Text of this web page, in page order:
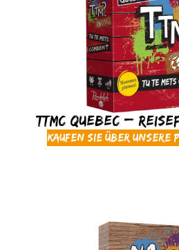
TTMC Quebec –
Kaufen Sie über unsere